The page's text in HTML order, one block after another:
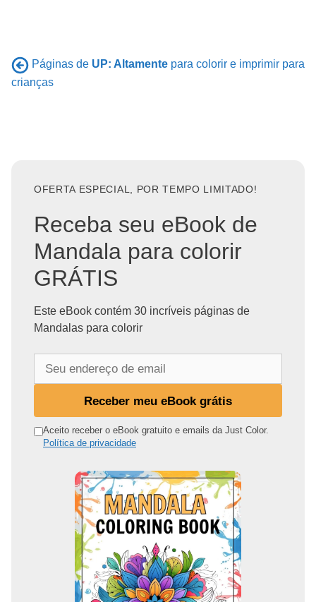
Páginas de UP: Altamente para colorir e imprimir para
crianças
OFERTA ESPECIAL, POR TEMPO LIMITADO!
Receba seu eBook de
Mandala para colorir
GRÁTIS
Este eBook contém 30 incríveis páginas de
Mandalas para colorir
n
Receber meu eBook grátis
Aceito receber o eBook gratuito e emails da Just Color.
Política de privacidade